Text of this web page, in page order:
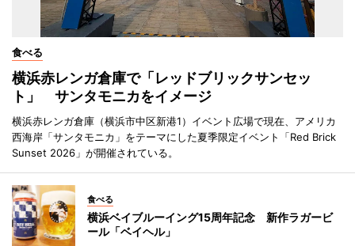
食べる
横浜赤レンガ倉庫で「レッドブリックサンセッ
ト」 サンタモニカをイメージ
横浜赤レンガ倉庫（横浜市中区新港1）イベント広場で現在、アメリカ
西海岸「サンタモニカ」をテーマにした夏季限定イベント「Red Brick
Sunset 2026」が開催されている。
食べる
横浜ベイブルーイング15周年記念 新作ラガービ
ール「ベイヘル」